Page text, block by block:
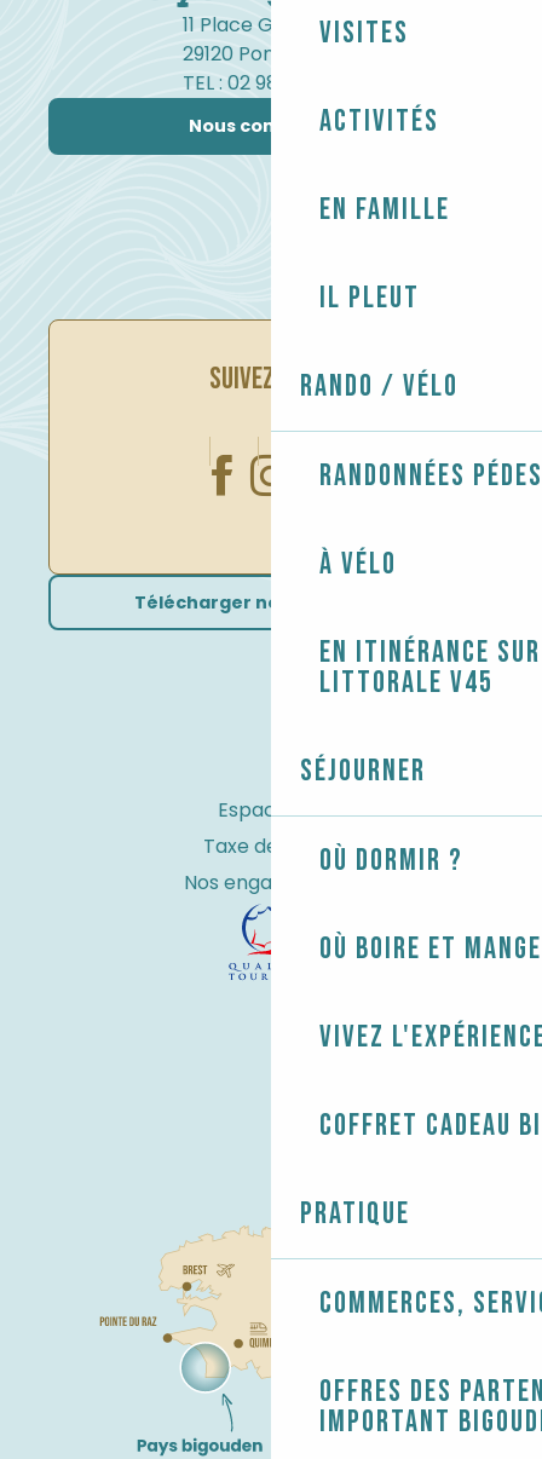
Visites
Activités
En famille
Il pleut
Rando / Vélo
Randonnées
À vélo
En itinérance
littorale V45
Séjourner
Où dormir ?
Où boire et
Vivez
Coffret cadeau
Pratique
Commerces,
Offres des
Important
11 Place Gambetta
29120 Pont-l'Abbé
TEL : 02 98 82 37 99
Nous contacter
SUIVEZ-NOUS
Télécharger nos brochures
Espace Pro
Taxe de séjour
Nos engagements